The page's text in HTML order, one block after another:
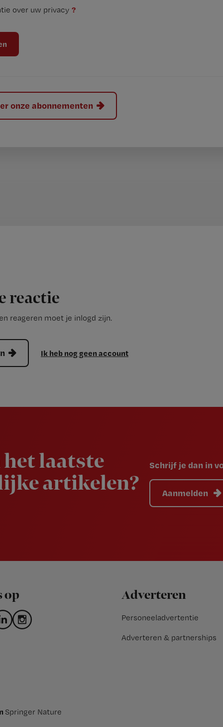
over uw privacy ?
onze abonnementen
reactie
reageren moet je inlogd zijn.
Ik heb nog geen account
laatste
artikelen?
Schrijf je dan in
Aanmelden
op Adverteren
Personeeladvertentie
Adverteren & partnerships
Springer Nature